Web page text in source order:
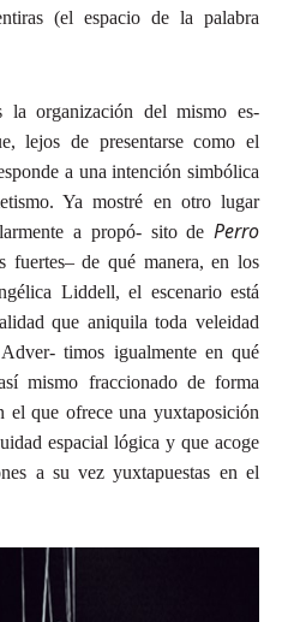
(el espacio de la palabra
la organización del mismo es-
lejos de presentarse como el
a una intención simbólica
Ya mostré en otro lugar
a propó- sito de Perro
fuertes– de qué manera, en los
Liddell, el escenario está
que aniquila toda veleidad
timos igualmente en qué
mismo fraccionado de forma
el que ofrece una yuxtaposición
espacial lógica y que acoge
a su vez yuxtapuestas en el